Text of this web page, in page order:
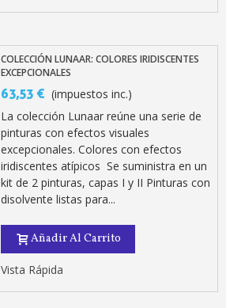
COLECCIÓN LUNAAR: COLORES IRIDISCENTES
EXCEPCIONALES
63,53 € (impuestos inc.)
La colección Lunaar reúne una serie de
pinturas con efectos visuales
excepcionales. Colores con efectos
iridiscentes atípicos Se suministra en un
kit de 2 pinturas, capas I y II Pinturas con
disolvente listas para...
Añadir Al Carrito
Vista Rápida